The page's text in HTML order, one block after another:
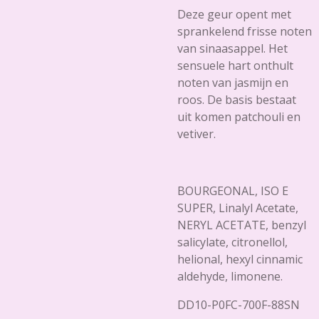
Deze geur opent met
sprankelend frisse noten
van sinaasappel. Het
sensuele hart onthult
noten van jasmijn en
roos. De basis bestaat
uit komen patchouli en
vetiver.
BOURGEONAL, ISO E
SUPER, Linalyl Acetate,
NERYL ACETATE, benzyl
salicylate, citronellol,
helional, hexyl cinnamic
aldehyde, limonene.
DD10-P0FC-700F-88SN